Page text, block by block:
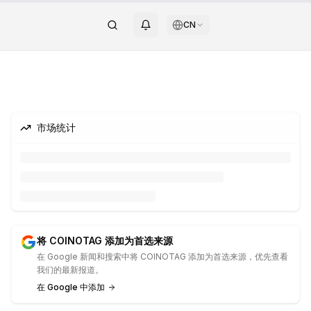
CN
市场统计
将 COINOTAG 添加为首选来源
在 Google 新闻和搜索中将 COINOTAG 添加为首选来源，优先查看
我们的最新报道。
在 Google 中添加